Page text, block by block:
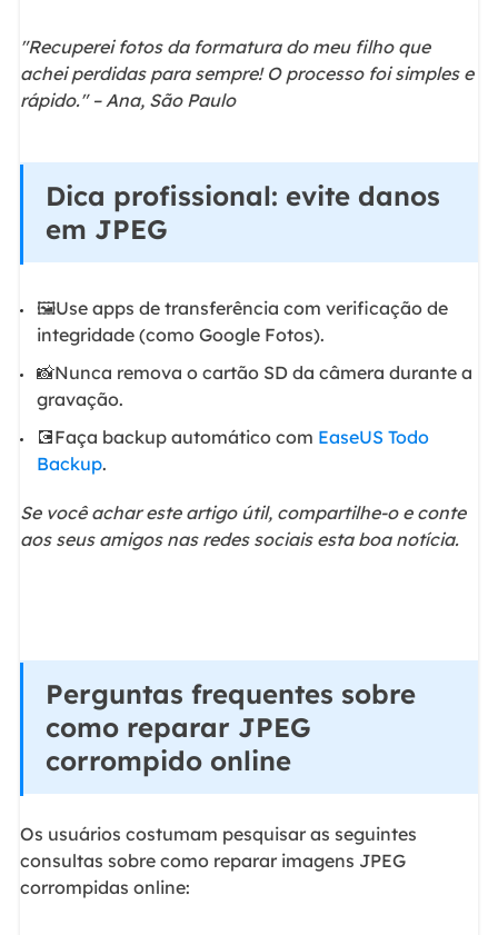
"Recuperei fotos da formatura do meu filho que
achei perdidas para sempre! O processo foi simples e
rápido." – Ana, São Paulo
Dica profissional: evite danos
em JPEG
🖼️Use apps de transferência com verificação de
integridade (como Google Fotos).
📸Nunca remova o cartão SD da câmera durante a
gravação.
💽Faça backup automático com EaseUS Todo
Backup.
Se você achar este artigo útil, compartilhe-o e conte
aos seus amigos nas redes sociais esta boa notícia.
Perguntas frequentes sobre
como reparar JPEG
corrompido online
Os usuários costumam pesquisar as seguintes
consultas sobre como reparar imagens JPEG
corrompidas online: